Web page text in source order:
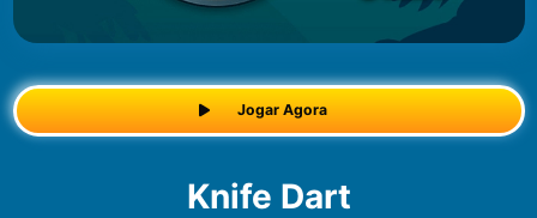
Jogar Agora
Knife Dart